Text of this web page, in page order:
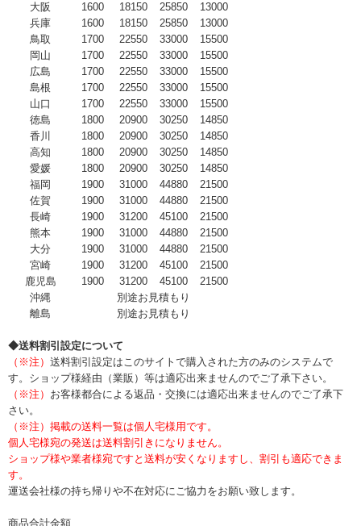
大阪
1600 18150 25850
13000
兵庫
1600 18150 25850
13000
鳥取
1700 22550 33000
15500
岡山
1700 22550 33000
15500
広島
1700 22550 33000
15500
島根
1700 22550 33000
15500
山口
1700 22550 33000
15500
徳島
1800 20900 30250
14850
香川
1800 20900 30250
14850
高知
1800 20900 30250
14850
愛媛
1800 20900 30250
14850
福岡
1900 31000 44880
21500
佐賀
1900 31000 44880
21500
長崎
1900 31200 45100
21500
熊本
1900 31000 44880
21500
大分
1900 31000 44880
21500
宮崎
1900 31200 45100
21500
鹿児島
1900 31200 45100
21500
沖縄
別途お見積もり
離島
別途お見積もり
◆送料割引設定について
（※注） 送料割引設定はこのサイトで購入された方のみのシステムで
す。ショップ様経由（業販）等は適応出来ませんのでご了承下さい。
（※注） お客様都合による返品・交換には適応出来ませんのでご了承下
さい。
（※注）掲載の送料一覧は個人宅様用です。
個人宅様宛の発送は送料割引きになりません。
ショップ様や業者様宛ですと送料が安くなりますし、割引も適応できま
す。
運送会社様の持ち帰りや不在対応にご協力をお願い致します。
商品合計金額